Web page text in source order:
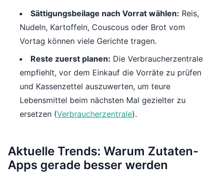
Sättigungsbeilage nach Vorrat wählen: Reis,
Nudeln, Kartoffeln, Couscous oder Brot vom
Vortag können viele Gerichte tragen.
Reste zuerst planen: Die Verbraucherzentrale
empfiehlt, vor dem Einkauf die Vorräte zu prüfen
und Kassenzettel auszuwerten, um teure
Lebensmittel beim nächsten Mal gezielter zu
ersetzen (Verbraucherzentrale).
Aktuelle Trends: Warum Zutaten-
Apps gerade besser werden